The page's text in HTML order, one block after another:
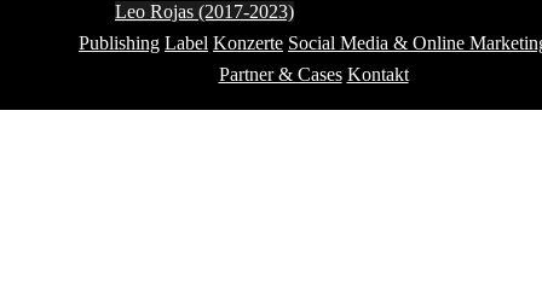
Leo Rojas (2017-2023)
Publishing Label Konzerte Social Media & Online
Partner & Cases Kontakt